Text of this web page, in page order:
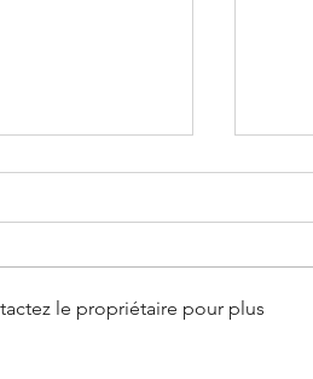
le propriétaire pour plus